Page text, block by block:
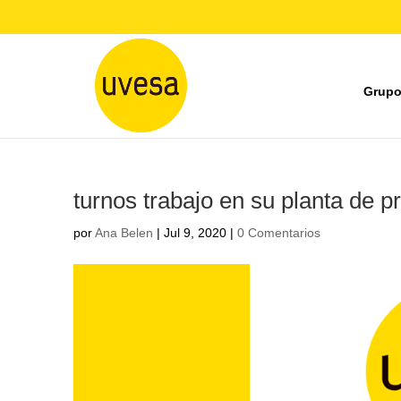
turnos trabajo en su planta de
porAna Belen | Jul 9, 2020 | 0 Comentarios